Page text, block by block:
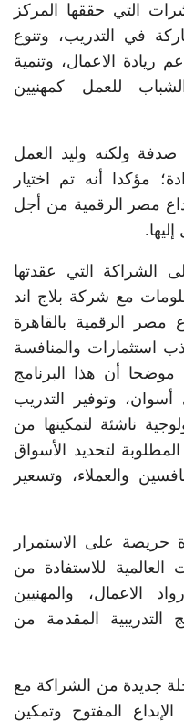
التي حققها المركز
في التدريب، وتنوع
ريادة الاعمال، وتنمية
للعمل كمهنيين
ولكنه وليد العمل
مؤكدا أنه تم اختيار
مصر الرقمية من أجل
الشراكة التي عقدتها
مع شركة بلاج اند
مصر الرقمية بالقاهرة
استثمارات والمنافسة
موضحا أن هذا البرنامج
وتوفير التدريب
شركة تكنولوجية ناشئة لتمكينها من
لتحديد الأسواق
والعملاء، وتسعير
حريصة على الاستمرار
للاستفادة من
الاعمال، والمهنيين
التدريبية المقدمة من
جديدة من الشراكة مع
المفتوح وتمكين